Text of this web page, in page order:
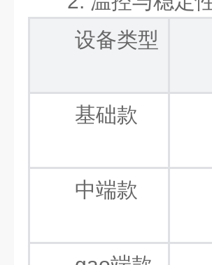
设备类型
基础款
中端款